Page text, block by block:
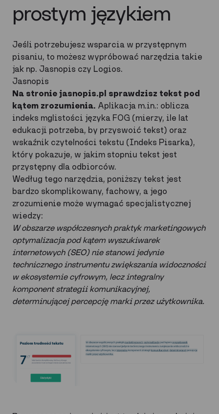
prostym językiem
Jeśli potrzebujesz wsparcia w przystępnym
pisaniu, to możesz wypróbować narzędzia takie
jak np. Jasnopis czy Logios.
Jasnopis
Na stronie jasnopis.pl sprawdzisz tekst pod
kątem zrozumienia. Aplikacja m.in.: oblicza
indeks mglistości języka FOG (mierzy, ile lat
edukacji potrzeba, by przyswoić tekst) oraz
wskaźnik czytelności tekstu (Indeks Pisarka),
który pokazuje, w jakim stopniu tekst jest
przystępny dla odbiorców.
Według tego narzędzia, poniższy tekst jest
bardzo skomplikowany, fachowy, a jego
zrozumienie może wymagać specjalistycznej
wiedzy:
W obszarze współczesnych praktyk marketingowych
optymalizacja pod kątem wyszukiwarek
internetowych (SEO) nie stanowi jedynie
technicznego instrumentu zwiększania widoczności
w ekosystemie cyfrowym, lecz integralny
komponent strategii komunikacyjnej,
determinującej percepcję marki przez użytkownika.